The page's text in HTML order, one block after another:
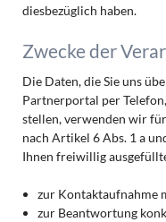
diesbezüglich haben.
Zwecke der
Die Daten, die Sie uns
Partnerportal per
stellen, verwenden wir
nach Artikel 6 Abs. 1 a
Ihnen freiwillig
zur Kontaktaufnahme
zur Beantwortung